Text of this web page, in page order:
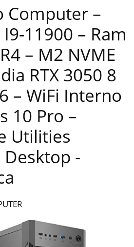
Computer –
11900 – Ram
– M2 NVME
RTX 3050 8
– WiFi Interno
10 Pro –
Utilities
Desktop -